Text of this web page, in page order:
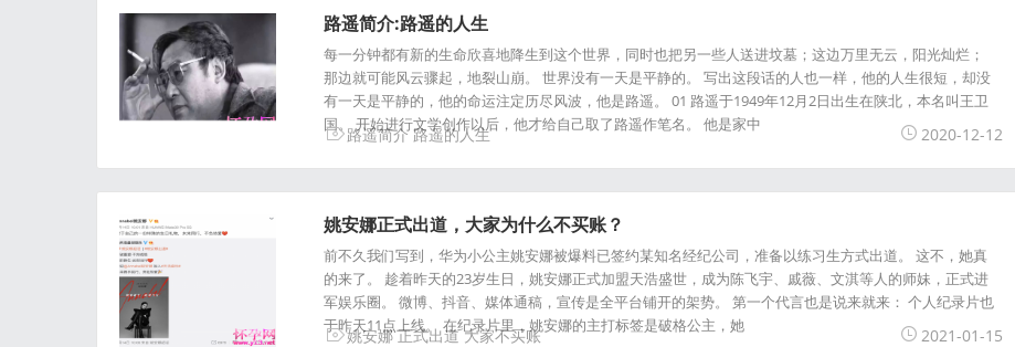
路遥简介:路遥的人生
每一分钟都有新的生命欣喜地降生到这个世界，同时也把另一些人送进坟墓；这边万里无云，阳光灿烂；
那边就可能风云骤起，地裂山崩。 世界没有一天是平静的。 写出这段话的人也一样，他的人生很短，却没
有一天是平静的，他的命运注定历尽风波，他是路遥。 01 路遥于1949年12月2日出生在陕北，本名叫王卫
国。 开始进行文学创作以后，他才给自己取了路遥作笔名。 他是家中
路遥简介 路遥的人生 2020-12-12
姚安娜正式出道，大家为什么不买账？
前不久我们写到，华为小公主姚安娜被爆料已签约某知名经纪公司，准备以练习生方式出道。 这不，她真
的来了。 趁着昨天的23岁生日，姚安娜正式加盟天浩盛世，成为陈飞宇、戚薇、文淇等人的师妹，正式进
军娱乐圈。 微博、抖音、媒体通稿，宣传是全平台铺开的架势。 第一个代言也是说来就来： 个人纪录片也
于昨天11点上线。 在纪录片里，姚安娜的主打标签是破格公主，她
姚安娜 正式出道 大家不买账 2021-01-15